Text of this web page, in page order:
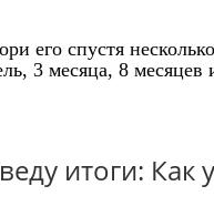
спустя
3 месяца, 8
итоги: Как